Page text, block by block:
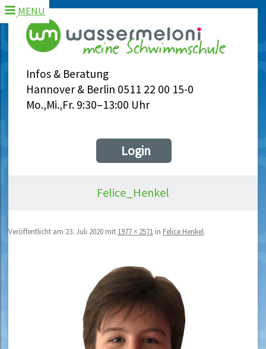
Infos & Beratung
Hannover & Berlin 0511 22 00 15-0
Mo.,Mi.,Fr. 9:30–13:00 Uhr
MENU
Login
Felice_Henkel
Veröffentlicht am 23. Juli 2020 mit 1977 × 2571 in Felice Henkel.